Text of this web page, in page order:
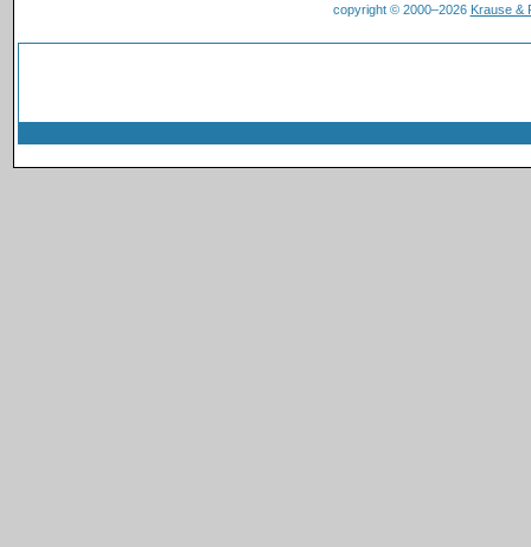
copyright © 2000–2026 Krause &